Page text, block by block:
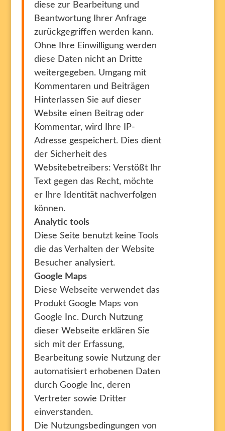
diese zur Bearbeitung und
Beantwortung Ihrer Anfrage
zurückgegriffen werden kann.
Ohne Ihre Einwilligung werden
diese Daten nicht an Dritte
weitergegeben. Umgang mit
Kommentaren und Beiträgen
Hinterlassen Sie auf dieser
Website einen Beitrag oder
Kommentar, wird Ihre IP-
Adresse gespeichert. Dies dient
der Sicherheit des
Websitebetreibers: Verstößt Ihr
Text gegen das Recht, möchte
er Ihre Identität nachverfolgen
können.
Analytic tools
Diese Seite benutzt keine Tools
die das Verhalten der Website
Besucher analysiert.
Google Maps
Diese Webseite verwendet das
Produkt Google Maps von
Google Inc. Durch Nutzung
dieser Webseite erklären Sie
sich mit der Erfassung,
Bearbeitung sowie Nutzung der
automatisiert erhobenen Daten
durch Google Inc, deren
Vertreter sowie Dritter
einverstanden.
Die Nutzungsbedingungen von